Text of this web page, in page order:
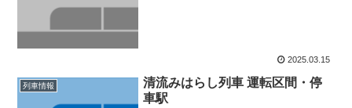
2025.03.15
列車情報
清流みはらし列車 運転区間・停
車駅